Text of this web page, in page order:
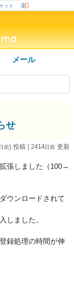
ット
メール
せ
前) 投稿 | 2414日前 更新
張しました（100→
ウンロードされて
しました。
録処理の時間が伸